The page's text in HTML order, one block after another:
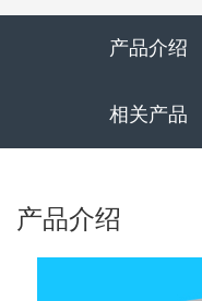
产品介绍
相关产品
产品介绍